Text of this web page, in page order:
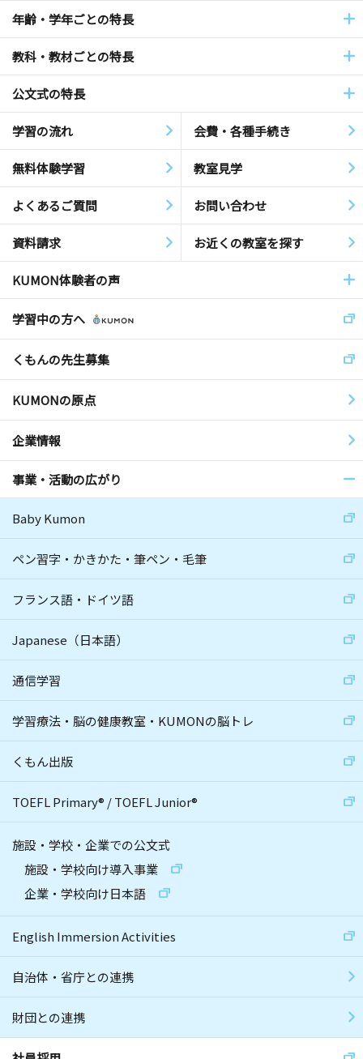
年齢・学年ごとの特長
教科・教材ごとの特長
公文式の特長
学習の流れ 会費・各種手続き
無料体験学習 教室見学
よくあるご質問 お問い合わせ
資料請求 お近くの教室を探す
KUMON体験者の声
学習中の方へ
くもんの先生募集
KUMONの原点
企業情報
事業・活動の広がり
Baby Kumon
ペン習字・かきかた・筆ペン・毛筆
フランス語・ドイツ語
Japanese（日本語）
通信学習
学習療法・脳の健康教室・KUMONの脳トレ
くもん出版
TOEFL Primary® /TOEFL Junior®
施設・学校・企業での公文式
施設・学校向け導入事業
企業・学校向け日本語
English Immersion Activities
自治体・省庁との連携
財団との連携